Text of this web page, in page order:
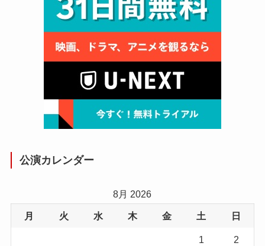
公演カレンダー
8月 2026
月 火 水 木 金 土 日
1 2